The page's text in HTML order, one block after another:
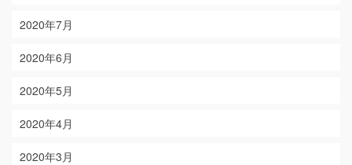
2020年7月
2020年6月
2020年5月
2020年4月
2020年3月